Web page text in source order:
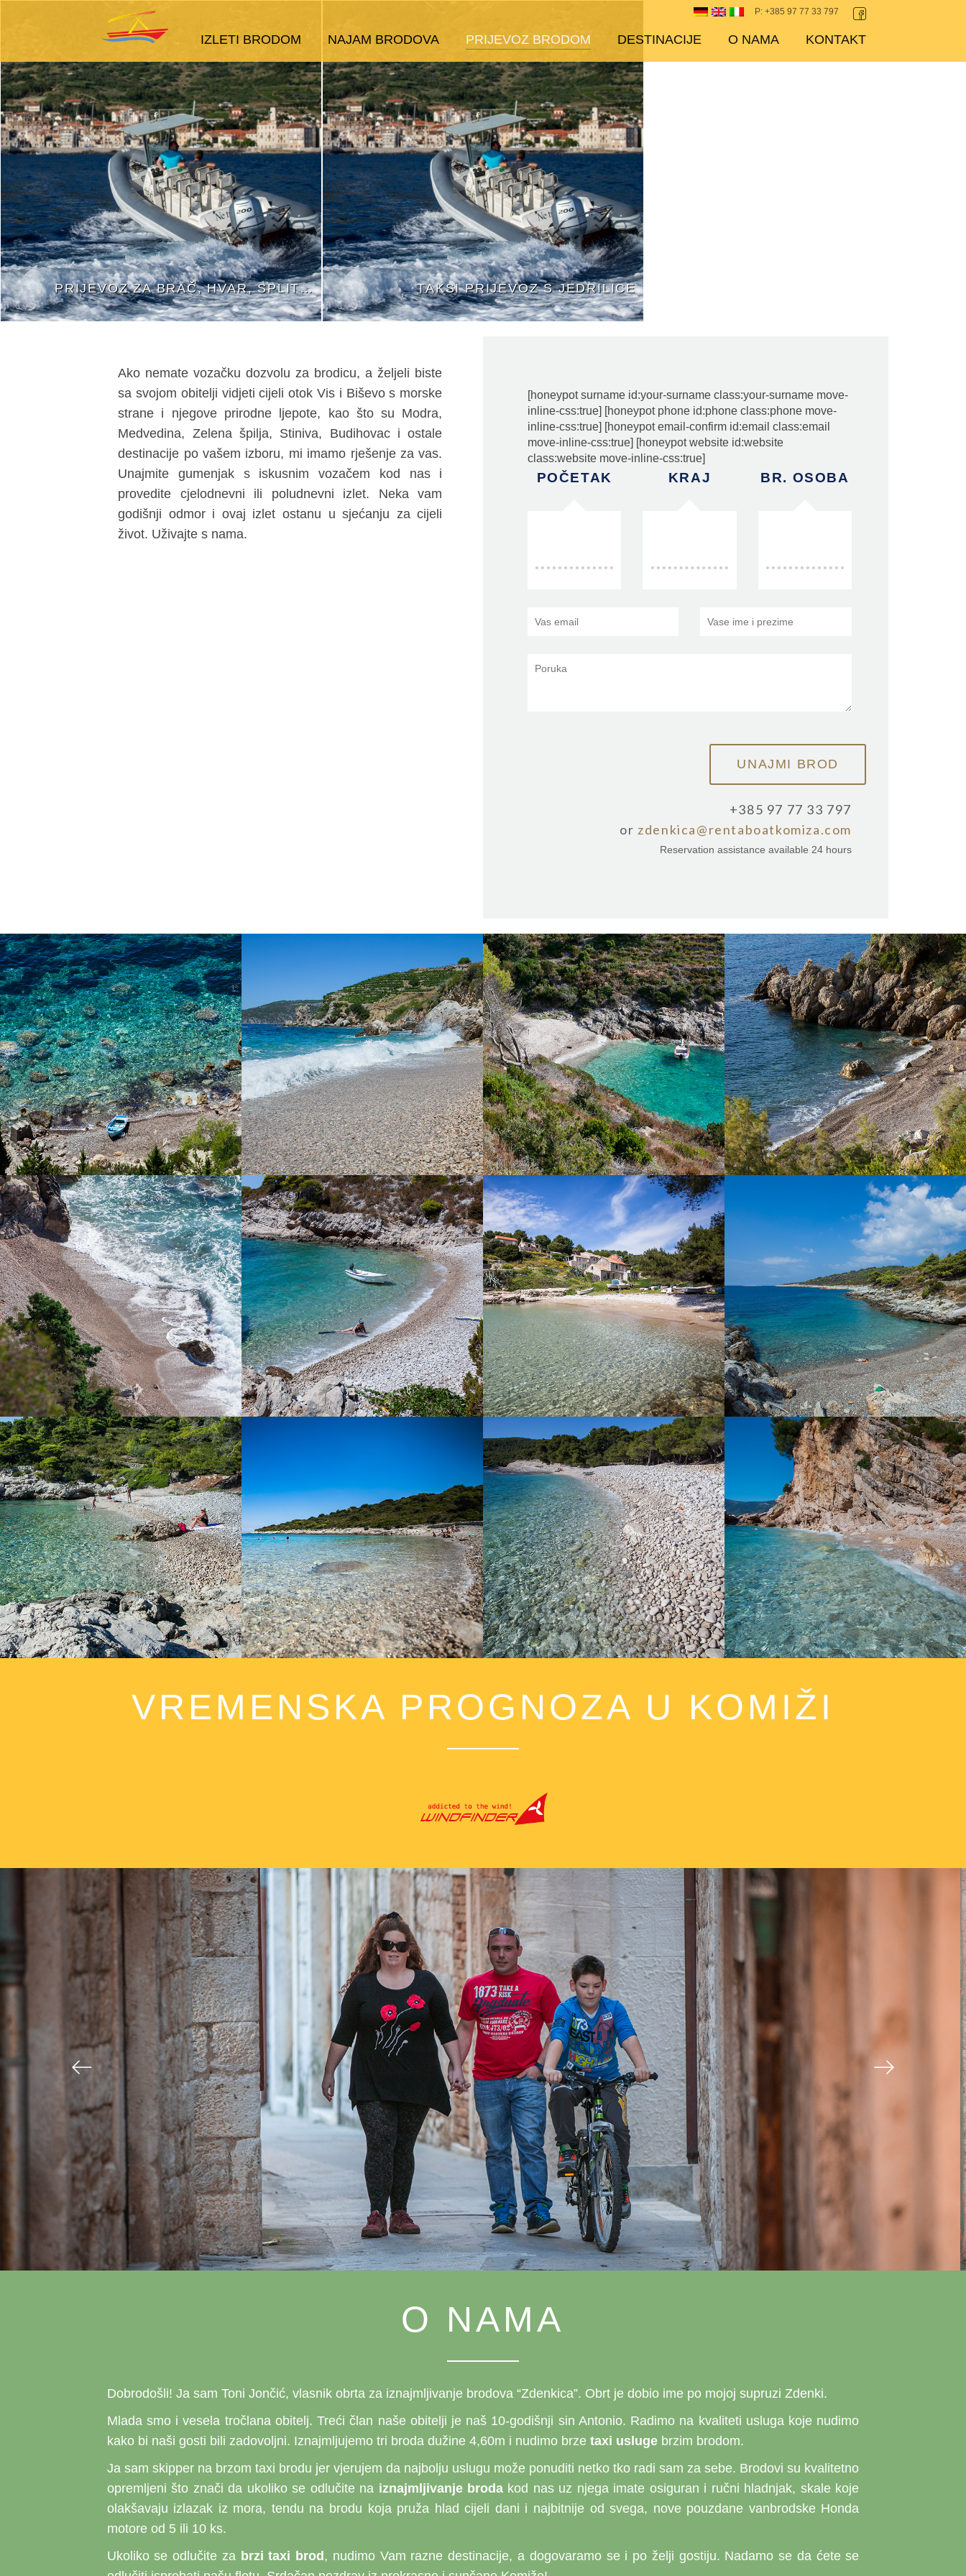
P: +385 97 77 33 797
IZLETI BRODOM NAJAM BRODOVA PRIJEVOZ BRODOM DESTINACIJE O NAMA KONTAKT
PRIJEVOZ ZA BRAČ, HVAR, SPLIT… TAKSI PRIJEVOZ S JEDRILICE
Ako nemate vozačku dozvolu za brodicu, a željeli biste
sa svojom obitelji vidjeti cijeli otok Vis i Biševo s morske
strane i njegove prirodne ljepote, kao što su Modra,
Medvedina, Zelena špilja, Stiniva, Budihovac i ostale
destinacije po vašem izboru, mi imamo rješenje za vas.
Unajmite gumenjak s iskusnim vozačem kod nas i
provedite cjelodnevni ili poludnevni izlet. Neka vam
godišnji odmor i ovaj izlet ostanu u sjećanju za cijeli
život. Uživajte s nama.
[honeypot surname id:your-surname class:your-surname move-
inline-css:true] [honeypot phone id:phone class:phone move-
inline-css:true] [honeypot email-confirm id:email class:email
move-inline-css:true] [honeypot website id:website
class:website move-inline-css:true]
POČETAK KRAJ BR. OSOBA
+385 97 77 33 797
or zdenkica@rentaboatkomiza.com
Reservation assistance available 24 hours
NUDISTIČKA PLAŽA :)
FKK plaža je nudistička plaža, natkrivena
tamarisom. Ova plaža udaljena je svega par
minuta iz Komiže našim brzim taxi brodom.
Plaža Velu žolo udaljena je od komiže svega 5
minuta našim taxi brodom. To je jedna od
većih plaža u krugu Komiže te je idealna za
cijelodnevni izlet. Djelomično je natkrivena
tamarisom, stoga ima prirodnu hladovinu.
PLAŽA ŽUKAMICE
Plaža Žukamice udaljena je svega 10 minuta
vožnje s našim brzim taxi brodom. To je manja
plaža idealna za obiteljsko druženje i uživanje
u bistrom moru.
PLAŽA TEMPLUŽ
Plaža Templuž nalazi se svega par minuta od
Komiže s našim brzim taxi brodom. To je
nudistička plaža, dijelom prekrivena
borovinom.
PLAŽA PIZDICA
Plaža Pizdica jedna je od najljepših plaža
unutar komiške uvale. Idealna je za
cijelodnevni izlet obitelji s djecom u vrijeme
vrućih ljetnih dana. Bogata je prirodnim
izvorima vode. Vožnja do plaže traje 5 minuta
iz Komiže.
PLAŽA PERNA
Plaža Perna nalazi se nedaleko od komiške
uvale. Odlikuju ju mirnoća i čistoća. Čistoća
bistrog plavetnila ne može se dočarati
riječima. Unajmite jedan od naših brodova ili
naručite naš brzi taxi brod i uživajte u
cijelodnevnom izletu. Vožnja do ove plaže traje
5 minuta.
SALBUNORA (BIŠEVO)
Plaža Salbunara prekrasna je pješćana plaža.
Nalazi se na otoku Biševu. Vožnja iz Komiže
traje 15 minuta s našim brzim taxi brodom.
PLAŽA POL BORCIĆE
Plaža Pol Borcice nalazi se nedaleko od
komiže. Našim taxi bodom dolazak traje 5
minuta. Plaža Pol borcice idealna je za obitelj s
djecom. Bogata je hladovinom.
PLAŽA BARJOŠKA
Plaža Barjoška nalazi se nedaleko od komiže,
svega 5 minuta vožnje s našim taxi brodom.
Plaža Barjoška prekasna je plaža s velikom
hladovinom i prekrasnim bistrim morem.
Dobila je ime po dva otočića koja se nalaze
neposredno u blizini. To su veliki i mali Barjak.
Plaža Bajoška poznata je po tome što se uz
plažu nalazi ex-vojna baterija Barjaci. Obratite
nam se s povjerenjem i unajmite bod kod nas
ili rezervirajte taxi brod.
brzim taxi brodom. Na plaži postoji ugostiteljski
objekt. Omiljena je destinacija turistima. U
blizini se nalazi Zelena špilja.
PLAŽA SREBRENA
Plaža Srebrena je najpoznatija viška plaža.
Bogata je hladovinom borove šume. Plaža je
dobila ime po sjaju velikih oblutaka na
mjesečini. Morskim putem možete pristupiti
plaži s brodom kojeg možete iznajmiti kod nas
ili Vam predlažemo odlazak na cijelodnevni
izlet s našim brzim taxi brodom koji je idealan
za obitelji s djecom. Do plaže možete doći i s
autom nakon čega slijedi šetnja od 15ak
minuta.
PLAŽA KUPINOVAC MALI
Plaža Kupinovac udaljena je od Komiže 5
minuta s našim brzim taxi brodom. Kupinovac
je prekrasna plaža sa nevjerojatnom bistroćom
mora. Čak je i poznata glumica Greta Garbo
obožavala ovu plažu. Na ovu plažu sunce
dolazi u 15h zbog velikog brda i danje svijetlo
traje sve dok ne utone u more. Idealna je za
osvježenje tijekom vrućih ljetnih dana.
VREMENSKA PROGNOZA U KOMIŽI
O NAMA
Dobrodošli! Ja sam Toni Jončić, vlasnik obrta za iznajmljivanje brodova “Zdenkica”. Obrt je dobio ime po mojoj supruzi Zdenki.
Mlada smo i vesela tročlana obitelj. Treći član naše obitelji je naš 10-godišnji sin Antonio. Radimo na kvaliteti usluga koje nudimo
kako bi naši gosti bili zadovoljni. Iznajmljujemo tri broda dužine 4,60m i nudimo brze taxi uslugebrzim brodom.
Ja sam skipper na brzom taxi brodu jer vjerujem da najbolju uslugu može ponuditi netko tko radi sam za sebe. Brodovi su kvalitetno
opremljeni što znači da ukoliko se odlučite na iznajmljivanje broda kod nas uz njega imate osiguran i ručni hladnjak, skale koje
olakšavaju izlazak iz mora, tendu na brodu koja pruža hlad cijeli dani i najbitnije od svega, nove pouzdane vanbrodske Honda
motore od 5 ili 10 ks.
Ukoliko se odlučite za brzi taxi brod , nudimo Vam razne destinacije, a dogovaramo se i po želji gostiju. Nadamo se da ćete se